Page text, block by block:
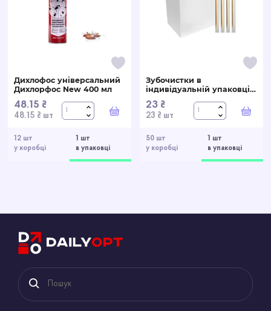
12 шт
у коробці
1 шт
в упаковці
Дихлофос універсальний
Дихлорфос New 400 мл
48.15 ₴
48.15 ₴ шт У кошик
50 шт
у коробці
1 шт
в упаковці
Зубочистки в
індивідуальній упаковці
65 мм, 500 шт.
23 ₴
23 ₴ шт У